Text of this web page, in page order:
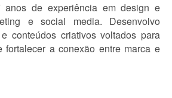
anos de experiência em design e
e social media. Desenvolvo
conteúdos criativos voltados para
a conexão entre marca e